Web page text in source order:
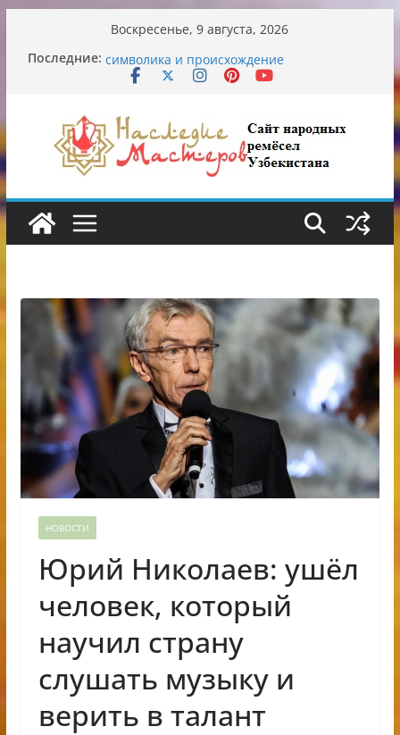
содержимому
Воскресенье, 9 августа, 2026
Последние: Узбекские традиционные узоры:
символика и происхождение
Опасная диета Алины Загитовой
От знахарей до университетских клиник
Обрушение на одном из ключевых
перекрёстков Ташкента: перекрыт
путепровод на Буюк Ипак Йули
НОВОСТИ
Юрий Николаев: ушёл
человек, который
научил страну
слушать музыку и
верить в талант